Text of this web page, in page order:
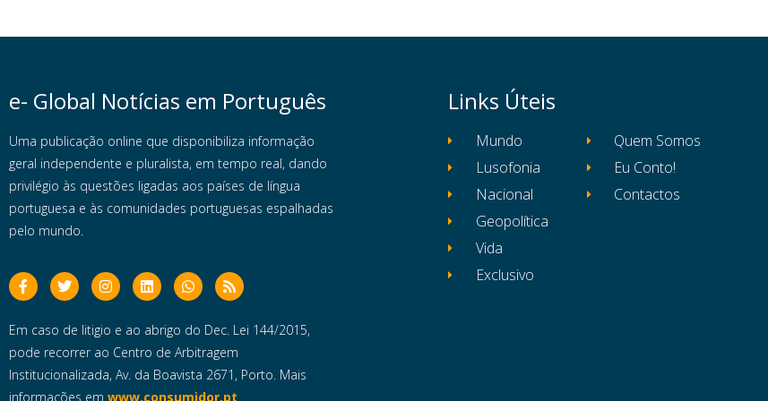
e- Global Notícias em Português
Uma publicação online que disponibiliza informação
geral independente e pluralista, em tempo real, dando
privilégio às questões ligadas aos países de língua
portuguesa e às comunidades portuguesas espalhadas
pelo mundo.
Em caso de litigio e ao abrigo do Dec. Lei 144/2015,
pode recorrer ao Centro de Arbitragem
Institucionalizada, Av. da Boavista 2671, Porto. Mais
informações em www.consumidor.pt
Links Úteis
Mundo
Lusofonia
Nacional
Geopolítica
Vida
Exclusivo
Quem Somos
Eu Conto!
Contactos